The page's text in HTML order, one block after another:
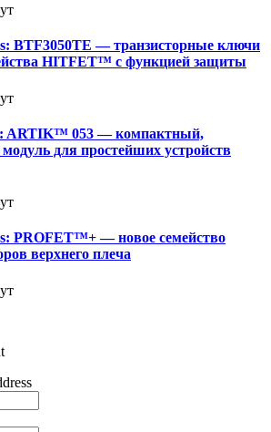
BTF3050TE — транзисторные ключи
HITFET™ с функцией защиты
ARTIK™ 053 — компактный,
для простейших устройств
PROFET™+ — новое семейство
верхнего плеча